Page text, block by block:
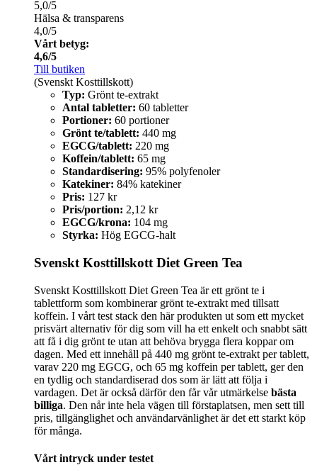
5,0/5
Hälsa & transparens
4,0/5
Vårt betyg:
4,6/5
Till butiken
(Svenskt Kosttillskott)
Typ: Grönt te-extrakt
Antal tabletter: 60 tabletter
Portioner: 60 portioner
Grönt te/tablett: 440 mg
EGCG/tablett: 220 mg
Koffein/tablett: 65 mg
Standardisering: 95% polyfenoler
Katekiner: 84% katekiner
Pris: 127 kr
Pris/portion: 2,12 kr
EGCG/krona: 104 mg
Styrka: Hög EGCG-halt
Svenskt Kosttillskott Diet Green Tea
Svenskt Kosttillskott Diet Green Tea är ett grönt te i
tablettform som kombinerar grönt te-extrakt med tillsatt
koffein. I vårt test stack den här produkten ut som ett mycket
prisvärt alternativ för dig som vill ha ett enkelt och snabbt sätt
att få i dig grönt te utan att behöva brygga flera koppar om
dagen. Med ett innehåll på 440 mg grönt te-extrakt per tablett,
varav 220 mg EGCG, och 65 mg koffein per tablett, ger den
en tydlig och standardiserad dos som är lätt att följa i
vardagen. Det är också därför den får vår utmärkelse bästa
billiga. Den når inte hela vägen till förstaplatsen, men sett till
pris, tillgänglighet och användarvänlighet är det ett starkt köp
för många.
Vårt intryck under testet